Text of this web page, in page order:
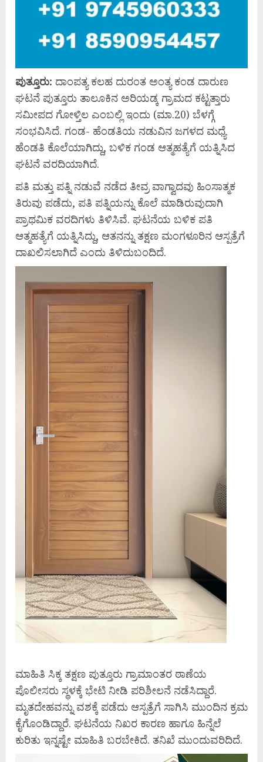
ಪುತ್ತೂರು: ದಾಂಪತ್ಯ ಕಲಹ ದುರಂತ ಅಂತ್ಯ ಕಂಡ ದಾರುಣ
ಘಟನೆ ಪುತ್ತೂರು ತಾಲೂಕಿನ ಅರಿಯಡ್ಕ ಗ್ರಾಮದ ಕಟ್ಟತ್ತಾರು
ಸಮೀಪದ ಗೋಳ್ತಿಲ ಎಂಬಲ್ಲಿ ಇಂದು (ಮಾ.20) ಬೆಳಗ್ಗೆ
ಸಂಭವಿಸಿದೆ. ಗಂಡ- ಹೆಂಡತಿಯ ನಡುವಿನ ಜಗಳದ ಮಧ್ಯೆ
ಹೆಂಡತಿ ಕೊಲೆಯಾಗಿದ್ದು, ಬಳಿಕ ಗಂಡ ಆತ್ಮಹತ್ಯೆಗೆ ಯತ್ನಿಸಿದ
ಘಟನೆ ವರದಿಯಾಗಿದೆ.
ಪತಿ ಮತ್ತು ಪತ್ನಿ ನಡುವೆ ನಡೆದ ತೀವ್ರ ವಾಗ್ವಾದವು ಹಿಂಸಾತ್ಮಕ
ತಿರುವು ಪಡೆದು, ಪತಿ ಪತ್ನಿಯನ್ನು ಕೊಲೆ ಮಾಡಿರುವುದಾಗಿ
ಪ್ರಾಥಮಿಕ ವರದಿಗಳು ತಿಳಿಸಿವೆ. ಘಟನೆಯ ಬಳಿಕ ಪತಿ
ಆತ್ಮಹತ್ಯೆಗೆ ಯತ್ನಿಸಿದ್ದು, ಆತನನ್ನು ತಕ್ಷಣ ಮಂಗಳೂರಿನ ಆಸ್ಪತ್ರೆಗೆ
ದಾಖಲಿಸಲಾಗಿದೆ ಎಂದು ತಿಳಿದುಬಂದಿದೆ.
ಮಾಹಿತಿ ಸಿಕ್ಕ ತಕ್ಷಣ ಪುತ್ತೂರು ಗ್ರಾಮಾಂತರ ಠಾಣೆಯ
ಪೊಲೀಸರು ಸ್ಥಳಕ್ಕೆ ಭೇಟಿ ನೀಡಿ ಪರಿಶೀಲನೆ ನಡೆಸಿದ್ದಾರೆ.
ಮೃತದೇಹವನ್ನು ವಶಕ್ಕೆ ಪಡೆದು ಆಸ್ಪತ್ರೆಗೆ ಸಾಗಿಸಿ ಮುಂದಿನ ಕ್ರಮ
ಕೈಗೊಂಡಿದ್ದಾರೆ. ಘಟನೆಯ ನಿಖರ ಕಾರಣ ಹಾಗೂ ಹಿನ್ನೆಲೆ
ಕುರಿತು ಇನ್ನಷ್ಟೇ ಮಾಹಿತಿ ಬರಬೇಕಿದೆ. ತನಿಖೆ ಮುಂದುವರಿದಿದೆ.